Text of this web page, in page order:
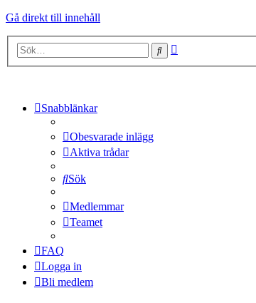
Gå direkt till innehåll
Sök
Snabblänkar
Obesvarade inlägg
Aktiva trådar
Sök
Medlemmar
Teamet
FAQ
Logga in
Bli medlem